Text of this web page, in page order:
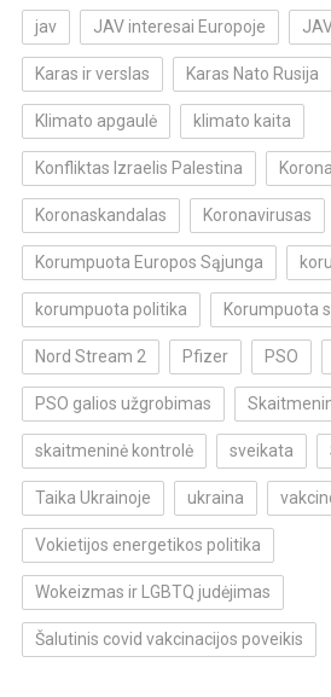
jav JAV interesai Europoje
Karas ir verslas Karas Nato Rusija
Klimato apgaulė klimato kaita
Konfliktas Izraelis Palestina Korona
Koronaskandalas Koronavirusas
Korumpuota Europos Sąjunga
korumpuota politika Korumpuota
Nord Stream 2 Pfizer PSO
PSO galios užgrobimas
skaitmeninė kontrolė sveikata
Taika Ukrainoje ukraina
Vokietijos energetikos politika
Wokeizmas ir LGBTQ judėjimas
Šalutinis covid vakcinacijos poveikis